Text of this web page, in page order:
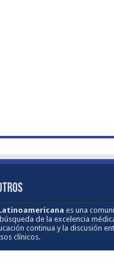
es una
de la excelencia
continua y la discusión
clínicos.
Sobre los Derechos de